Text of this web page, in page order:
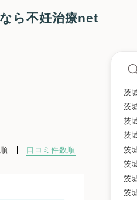
ら不妊治療net
口コミ件数順
茨
茨
茨
茨
茨
茨
茨
茨